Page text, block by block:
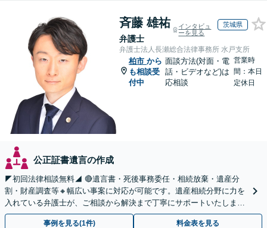
斉藤 雄祐
弁護士
インタビュ
ーを見る
茨城県
弁護士法人長瀬総合法律事務所 水戸支所
柏市 から
も相談受
付中
面談方法(対面・電
話・ビデオなど)は
応相談
営業時
間：本日
定休日
公正証書遺言の作成
◤初回法律相談無料◢ 🔴遺言書・死後事務委任・相続放棄・遺産分
割・財産調査等🔸幅広い事案に対応が可能です。遺産相続分野に力を
入れている弁護士が、ご相談から解決まで丁寧にサポートいたしま
す。まずはじっくりとお話ししてください。
事例を見る(1件) 料金表を見る